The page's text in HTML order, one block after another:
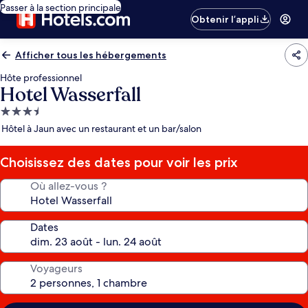
Passer à la section principale
Obtenir l’appli
Afficher tous les hébergements
Hôte professionnel
Hotel Wasserfall
Hébergement
3.5 étoiles
Hôtel à Jaun avec un restaurant et un bar/salon
Choisissez des dates pour voir les prix
Où allez-vous ?
Dates
Voyageurs